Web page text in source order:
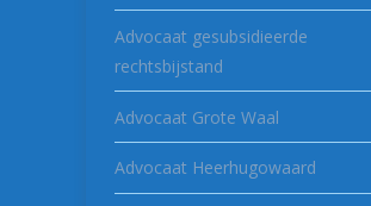
Advocaat gesubsidieerde
rechtsbijstand
Advocaat Grote Waal
Advocaat Heerhugowaard